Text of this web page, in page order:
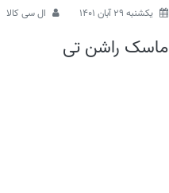
يكشنبه 29 آبان 1401 ال سی کالا
ماسک راشن تی